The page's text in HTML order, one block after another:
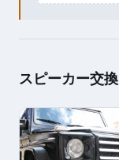
スピーカー交